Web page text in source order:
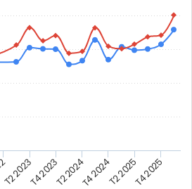
T2 2023T4 2023T2 2024T4 2024T2 2025T4 2025